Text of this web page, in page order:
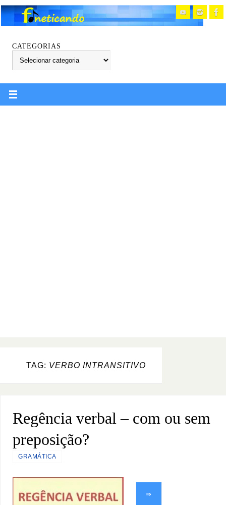
CATEGORIAS
TAG: VERBO INTRANSITIVO
Regência verbal – com ou sem
preposição?
GRAMÁTICA
⇒